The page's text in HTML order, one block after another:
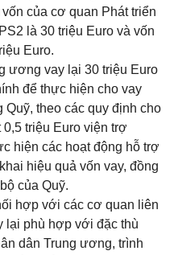
của cơ quan Phát triển
là 30 triệu Euro và vốn
Euro.
ương vay lại 30 triệu Euro
để thực hiện cho vay
Quỹ, theo các quy định cho
triệu Euro viện trợ
hiện các hoạt động hỗ trợ
hiệu quả vốn vay, đồng
của Quỹ.
hợp với các cơ quan liên
lại phù hợp với đặc thù
dân Trung ương, trình